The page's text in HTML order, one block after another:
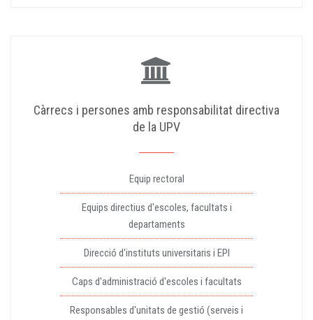
Càrrecs i persones amb responsabilitat directiva
de la UPV
Equip rectoral
Equips directius d'escoles, facultats i
departaments
Direcció d'instituts universitaris i EPI
Caps d'administració d'escoles i facultats
Responsables d'unitats de gestió (serveis i